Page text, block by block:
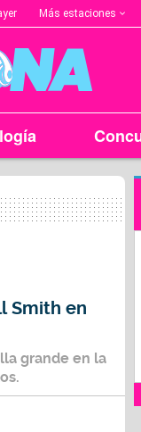
Más estaciones
Smith en
grande en la